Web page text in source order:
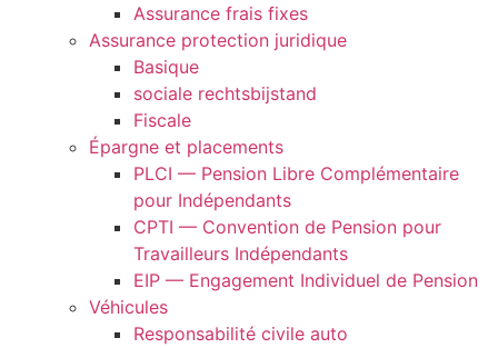
Assurance frais fixes
Assurance protection juridique
Basique
sociale rechtsbijstand
Fiscale
Épargne et placements
PLCI — Pension Libre Complémentaire
pour Indépendants
CPTI — Convention de Pension pour
Travailleurs Indépendants
EIP — Engagement Individuel de Pension
Véhicules
Responsabilité civile auto